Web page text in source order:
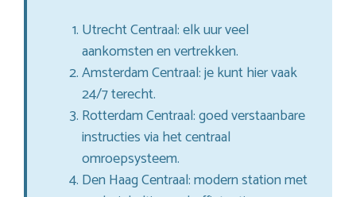
Utrecht Centraal: elk uur veel
aankomsten en vertrekken.
Amsterdam Centraal: je kunt hier vaak
24/7 terecht.
Rotterdam Centraal: goed verstaanbare
instructies via het centraal
omroepsysteem.
Den Haag Centraal: modern station met